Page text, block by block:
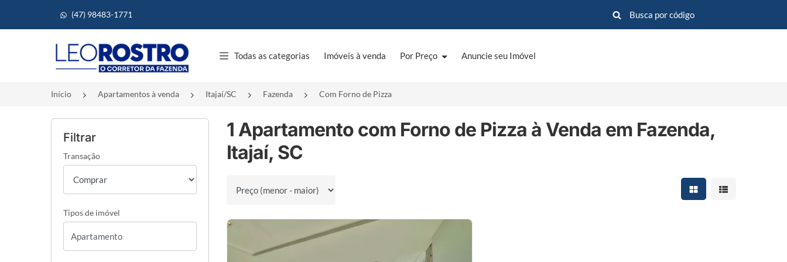
(47) 98483-1771
Página inicial
Todas as categorias Imóveis à venda Por Preço Anuncie seu Imóvel
Início Apartamentos à venda Itajaí/SC Fazenda Com Forno de Pizza
Filtrar
Transação
Tipos de imóvel
1 Apartamento com Forno de Pizza à Venda em Fazenda,
Itajaí, SC
Ordenar por Mostrar resultados em
Mostrar